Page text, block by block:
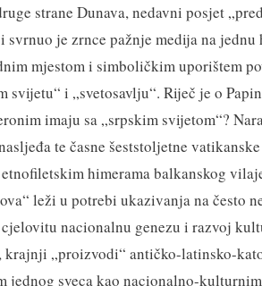
strane Dunava, nedavni posjet
je zrnce pažnje medija na jednu
mjestom i simboličkim uporištem
svijetu“ i „svetosavlju“. Riječ je o
imaju sa „srpskim svijetom“?
te časne šeststoljetne
himerama balkanskog
leži u potrebi ukazivanja na često
nacionalnu genezu i razvoj
krajnji „proizvodi“ antičko-latinsko-
sveca kao nacionalno-